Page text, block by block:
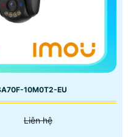
10M0T2-EU
Liên hệ